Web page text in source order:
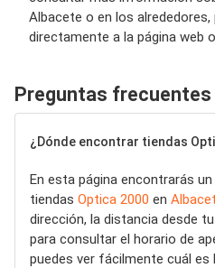
Albacete o en los alrededores,
directamente a la página web
Preguntas
¿Dónde encontrar tiendas
En esta página encontrarás
tiendas Optica 2000 en
dirección, la distancia desde
para consultar el horario de
puedes ver fácilmente cuál es